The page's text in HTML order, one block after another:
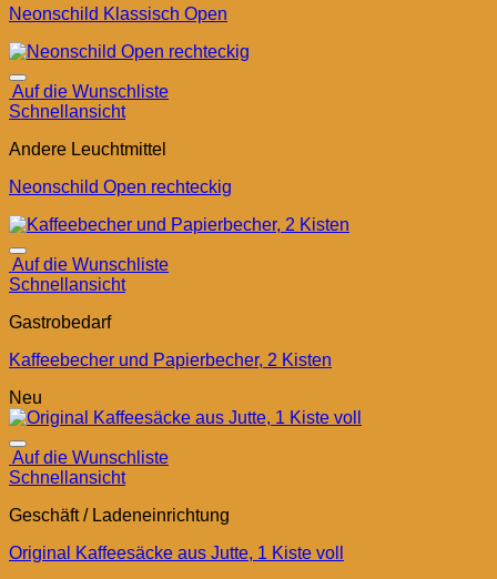
Neonschild Klassisch Open
Auf die Wunschliste
Schnellansicht
Andere Leuchtmittel
Neonschild Open rechteckig
Auf die Wunschliste
Schnellansicht
Gastrobedarf
Kaffeebecher und Papierbecher, 2 Kisten
Neu
Auf die Wunschliste
Schnellansicht
Geschäft / Ladeneinrichtung
Original Kaffeesäcke aus Jutte, 1 Kiste voll